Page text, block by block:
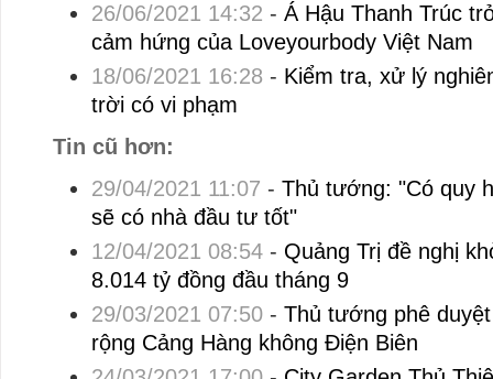
26/06/2021 14:32 - Á Hậu Thanh Trúc
cảm hứng của Loveyourbody Việt Nam
18/06/2021 16:28 - Kiểm tra, xử lý
trời có vi phạm
Tin cũ hơn:
29/04/2021 11:07 - Thủ tướng: "Có quy
sẽ có nhà đầu tư tốt"
12/04/2021 08:54- Quảng Trị đề nghị
8.014 tỷ đồng đầu tháng 9
29/03/2021 07:50- Thủ tướng phê
rộng Cảng Hàng không Điện Biên